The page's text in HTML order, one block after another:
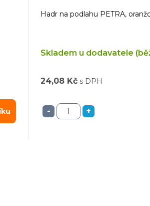
Hadr na podlahu PETRA,
Skladem u dodavatele
24,08 Kč s DPH
- +